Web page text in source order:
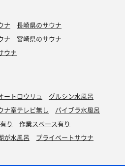
ナ
長崎県のサウナ
ナ
宮崎県のサウナ
ウナ
ートロウリュ
グルシン水風呂
ナ室テレビ無し
バイブラ水風呂
り
作業スペース有り
が水風呂 プライベートサウナ